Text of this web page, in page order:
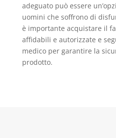
adeguato può essere
uomini che soffrono di
è importante acquistare il
affidabili e autorizzate e
medico per garantire la
prodotto.